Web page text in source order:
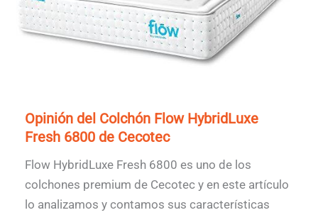
Opinión del Colchón Flow HybridLuxe
Fresh 6800 de Cecotec
Flow HybridLuxe Fresh 6800 es uno de los
colchones premium de Cecotec y en este artículo
lo analizamos y contamos sus características